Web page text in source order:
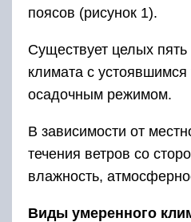
поясов (рисунок 1).
Существует целых
климата с
осадочным режимом.
В зависимости от
течения ветров со
влажность,
Виды умеренного